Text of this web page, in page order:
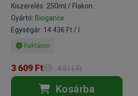
Kiszerelés: 250ml / Flakon
Gyártó: Biogance
Egységár: 14 436 Ft / l
Raktáron
3 609 Ft 4 511 Ft
Kosárba